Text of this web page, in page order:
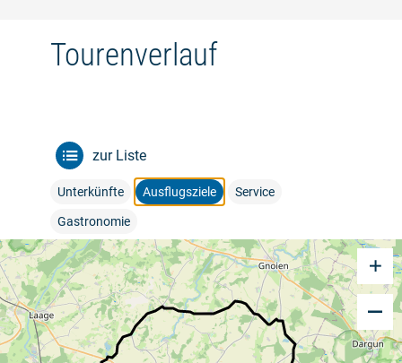
Tourenverlauf
zur Liste
Unterkünfte Ausflugsziele Service
Gastronomie